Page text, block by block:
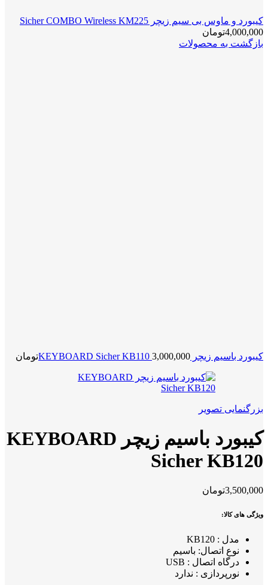
کیبورد و ماوس بی سیم زیچر Sicher COMBO Wireless KM225
4,000,000تومان
بازگشت به محصولات
کیبورد باسیم زیچر KEYBOARD Sicher KB110 3,000,000 تومان
بزرگنمایی تصویر
کیبورد باسیم زیچر KEYBOARD
Sicher KB120
3,500,000تومان
ویژگی های کالا:
مدل : KB120
نوع اتصال: باسیم
درگاه اتصال : USB
نورپردازی : ندارد